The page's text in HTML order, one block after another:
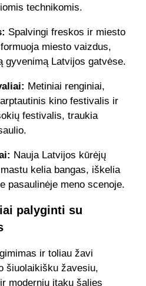
technikomis.
Spalvingi freskos ir miesto
miesto vaizdus,
gyvenimą Latvijos gatvėse.
Metiniai renginiai,
kino festivalis ir
festivalis, traukia
Nauja Latvijos kūrėjų
kelia bangas, iškelia
pasaulinėje meno scenoje.
palyginti su
ir toliau žavi
šiuolaikišku žavesiu,
modernių įtakų šalies